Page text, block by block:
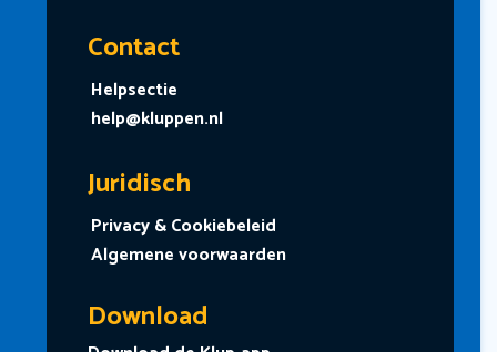
Contact
Helpsectie
help@kluppen.nl
Juridisch
Privacy & Cookiebeleid
Algemene voorwaarden
Download